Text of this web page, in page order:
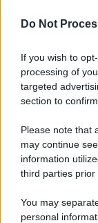
Do Not
If you wish to
processing of
targeted
section to
Please note that
may continue
information
third parties prior
You may
personal